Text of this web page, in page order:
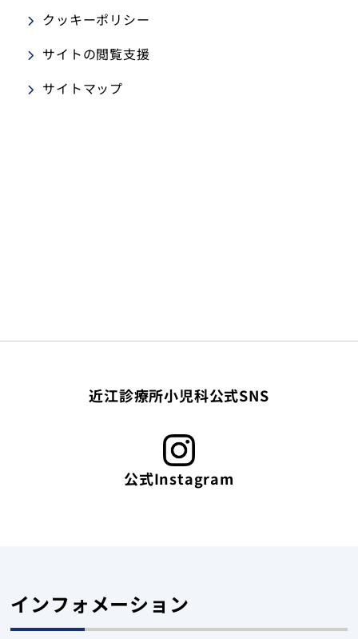
クッキーポリシー
サイトの閲覧支援
サイトマップ
近江診療所小児科公式SNS
公式Instagram
インフォメーション